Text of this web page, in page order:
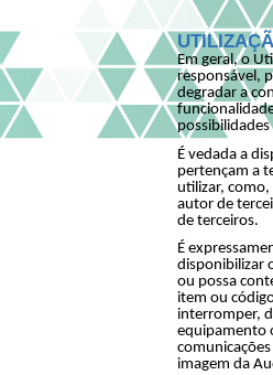
Em geral, o
responsável,
degradar a
É vedada a
pertençam a
utilizar,
autor de
de terceiros.
É
disponibilizar
ou possa
item ou
interromper,
equipamento
imagem da